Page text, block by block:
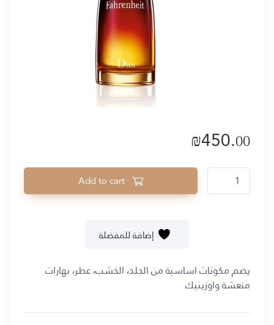
₪450.00
FAHRENHEIT quantity
Add to cart
إضافة للمفضلة
يضم مكونات اساسية من الجلد، الخشب، عطر، بهارات
منعشة واوزينيك